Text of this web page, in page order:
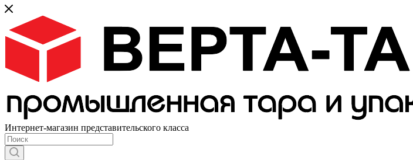
Интернет-магазин представительского класса